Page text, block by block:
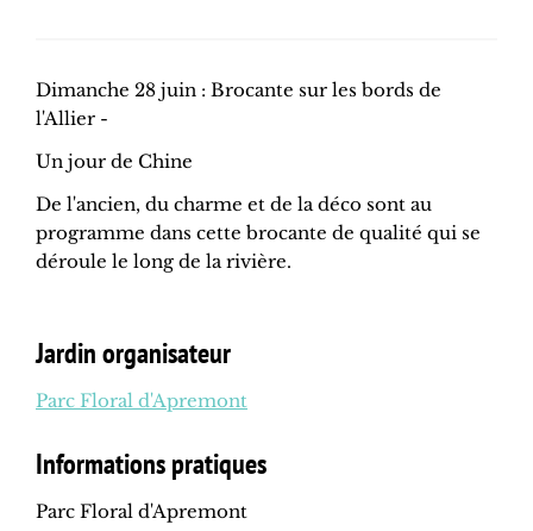
Dimanche 28 juin : Brocante sur les bords de
l'Allier -
Un jour de Chine
De l'ancien, du charme et de la déco sont au
programme dans cette brocante de qualité qui se
déroule le long de la rivière.
Jardin organisateur
Parc Floral d'Apremont
Informations pratiques
Parc Floral d'Apremont